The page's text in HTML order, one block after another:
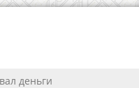
деньги